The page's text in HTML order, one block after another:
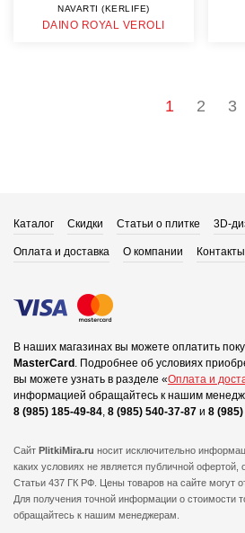
NAVARTI (KERLIFE)
DAINO ROYAL VEROLI
1 2 3
Каталог Скидки Статьи о плитке 3D-
Оплата и доставка О компании Контакты
В наших магазинах вы можете оплатить
MasterCard . Подробнее об условиях
вы можете узнать в разделе «Оплата и
информацией обращайтесь к нашим
8 (985) 185-49-84, 8 (985) 540-37-87 и 8
Сайт PlitkiMira.ru носит исключительно
каких условиях не является публичной офертой,
Статьи 437 ГК РФ. Цены товаров на сайте могут
Для получения точной информации о стоимости
обращайтесь к нашим менеджерам.